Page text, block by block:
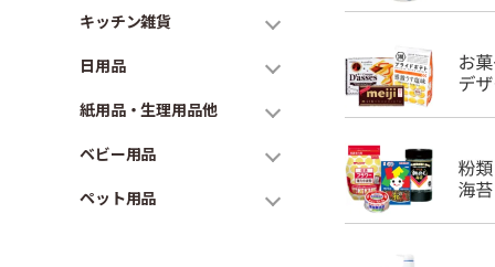
キッチン雑貨
日用品
紙用品・生理用品他
ベビー用品
ペット用品